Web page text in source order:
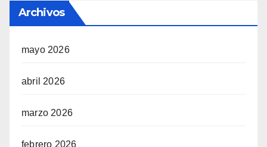
Archivos
mayo 2026
abril 2026
marzo 2026
febrero 2026